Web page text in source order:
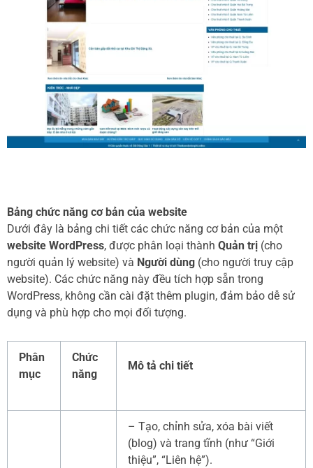
Bảng chức năng cơ bản của website
Dưới đây là bảng chi tiết các chức năng cơ bản của một
website WordPress, được phân loại thành Quản trị (cho
người quản lý website) và Người dùng (cho người truy cập
website). Các chức năng này đều tích hợp sẵn trong
WordPress, không cần cài đặt thêm plugin, đảm bảo dễ sử
dụng và phù hợp cho mọi đối tượng.
Phân
mục
Chức
năng
Mô tả chi tiết
– Tạo, chỉnh sửa, xóa bài viết
(blog) và trang tĩnh (như “Giới
thiệu”, “Liên hệ”).